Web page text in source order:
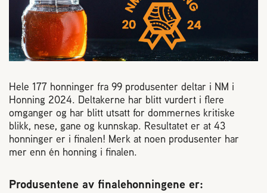
Reaksjon på bistikk
Om Norges Birøkterlag
Finn fylkes- og lokallag
Nyheter
Hele 177 honninger fra 99 produsenter deltar i NM i
Honning 2024. Deltakerne har blitt vurdert i flere
omganger og har blitt utsatt for dommernes kritiske
blikk, nese, gane og kunnskap. Resultatet er at 43
honninger er i finalen! Merk at noen produsenter har
mer enn én honning i finalen.
Produsentene av finalehonningene er: